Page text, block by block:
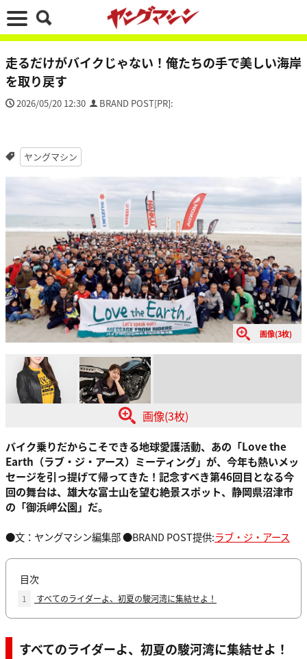
走るだけがバイクじゃない！俺たちの手で美しい海岸
を取り戻す
2026/05/20 12:30 BRAND POST[PR]:
ヤングマシン
画像(3枚)
画像(3枚)
バイク乗りだからこそできる地球愛護活動、あの「Love the
Earth（ラブ・ジ・アース）ミーティング」が、今年も熱いメッ
セージを引っ提げて帰ってきた！記念すべき第46回目となる今
回の舞台は、雄大な富士山を望む絶景スポット、静岡県沼津市
の「御浜岬公園」だ。
●文：ヤングマシン編集部 ●BRAND POST提供:ラブ・ジ・アース
目次
1 すべてのライダーよ、初夏の駿河湾に集結せよ！
すべてのライダーよ、初夏の駿河湾に集結せよ！